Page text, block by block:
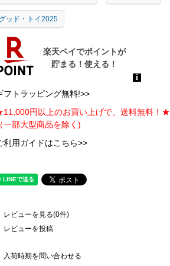
グッド・トイ2025
フトラッピング無料!>>
円以上のお買い上げで、送料無料！★
（一部大型商品を除く)
利用ガイドはこちら>>
レビューを見る(0件)
レビューを投稿
入荷時期を問い合わせる